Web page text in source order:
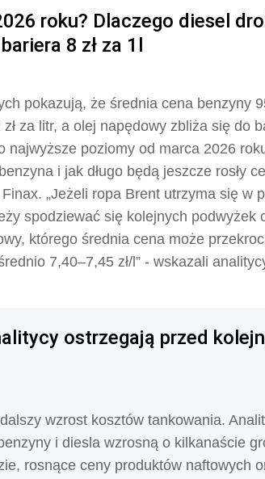
roku? Dlaczego diesel
8 zł za 1l
pokazują, że średnia cena benzyny
za litr, a olej napędowy zbliża się do
najwyższe poziomy od marca 2026
i jak długo będą jeszcze rosły
„Jeżeli ropa Brent utrzyma się w
spodziewać się kolejnych podwyżek
którego średnia cena może
7,40–7,45 zł/l” - wskazali
ostrzegają przed
wzrost kosztów tankowania.
i diesla wzrosną o kilkanaście
rosnące ceny produktów naftowych